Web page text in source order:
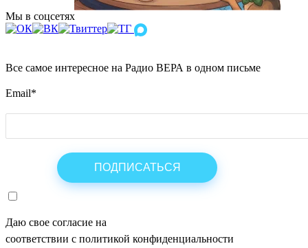
Мы в соцсетях
Все самое интересное на Радио ВЕРА в одном письме
Email*
Даю свое согласие на
соответствии с политикой конфиденциальности